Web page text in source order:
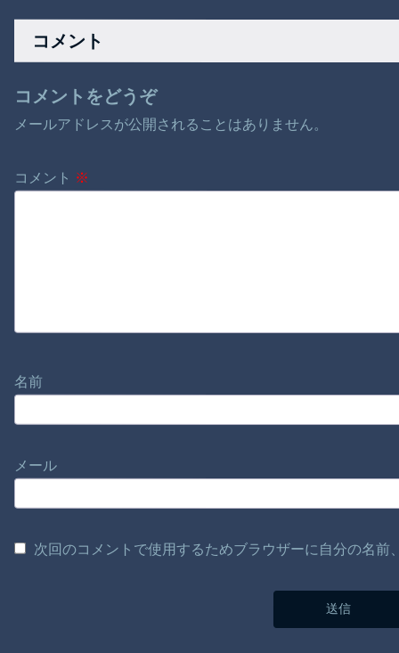
開催！
と臨時総会など開催
コメント
コメントをどうぞ
メールアドレスが公開されることはありません。
コメント ※
名前
メール
次回のコメントで使用するためブラウザーに自分の名